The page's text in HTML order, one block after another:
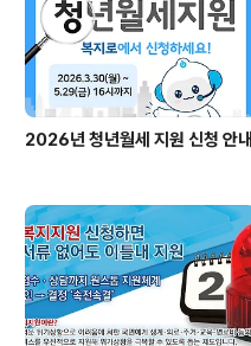
2026년 청년월세 지원 신청 안내